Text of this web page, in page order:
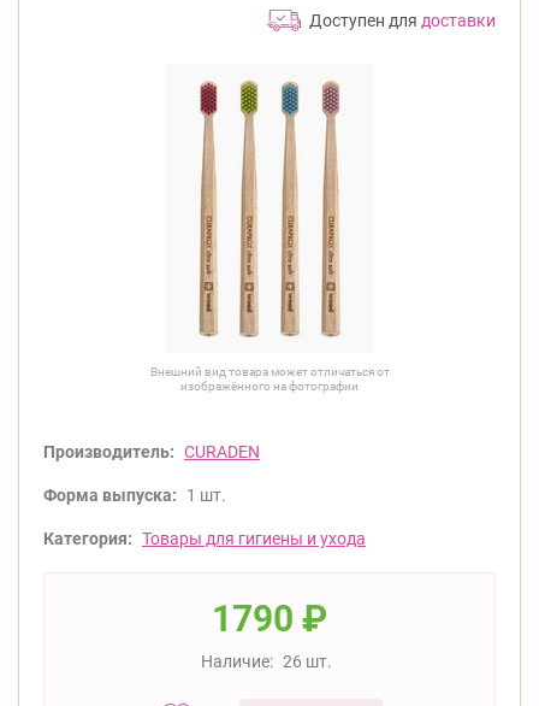
Доступен для доставки
Внешний вид товара может отличаться от
изображённого на фотографии
Производитель: CURADEN
Форма выпуска: 1 шт.
Категория: Товары для гигиены и ухода
1790 ₽
Наличие: 26 шт.